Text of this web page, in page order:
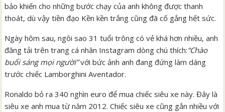
bảo khiến cho những bước chạy của anh không được thanh
thoát, dù vậy tiền đạo Kền kền trắng cũng đã cố gắng hết sức.
Ngày hôm sau, ngôi sao 31 tuổi trông có vẻ khá hơn nhiều, anh
đăng tải trên trang cá nhân Instagram dòng chú thích:“Chào
buổi sáng mọi người”với bức ảnh anh đang đứng làm dáng
trước chiếc Lamborghini Aventador.
Ronaldo bỏ ra 340 nghìn euro để mua chiếc siêu xe này. Đây là
siêu xe anh mua từ năm 2012. Chiếc siêu xe cũng gắn nhiều với